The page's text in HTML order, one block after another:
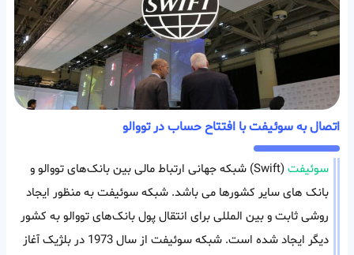
اتصال به سوئیفت با افتتاح حساب در تووالو
سوئیفت
(Swift) شبکه جهانی ارتباط‌ مالی بین بانک‌های تووالو و
بانک های سایر کشورها می باشد. شبکه سوئیفت به منظور ایجاد
روشی ثابت و بین المللی برای انتقال پول بانک‌های تووالو به کشور
دیگر ایجاد شده است. شبکه سوئیفت از سال 1973 در بلژیک آغاز